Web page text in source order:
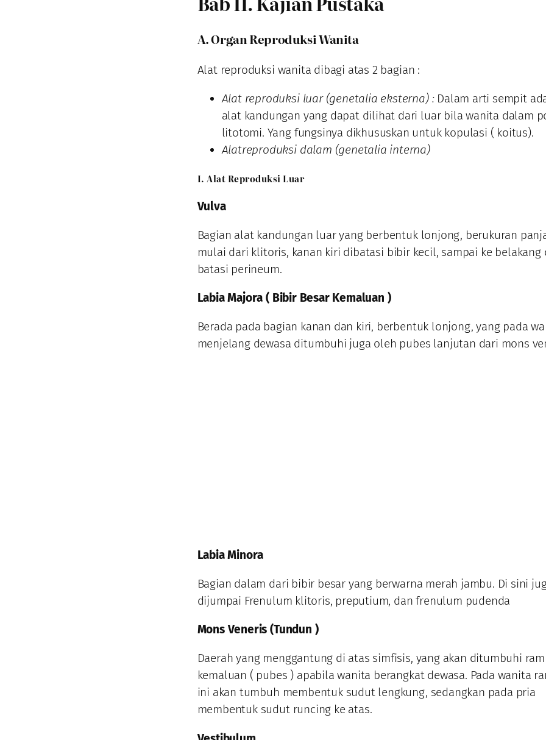
A. Organ Reproduksi Wanita
Alat reproduksi wanita dibagi atas 2 bagian :
Alat reproduksi luar (genetalia eksterna) :Dalam arti sempit
alat kandungan yang dapat dilihat dari luar bila wanita dalam
litotomi. Yang fungsinya dikhususkan untuk kopulasi ( koitus).
Alatreproduksi dalam (genetalia interna)
I. Alat Reproduksi Luar
Vulva
Bagian alat kandungan luar yang berbentuk lonjong, berukuran
mulai dari klitoris, kanan kiri dibatasi bibir kecil, sampai ke belakang
batasi perineum.
Labia Majora ( Bibir Besar Kemaluan )
Berada pada bagian kanan dan kiri, berbentuk lonjong, yang pada
menjelang dewasa ditumbuhi juga oleh pubes lanjutan dari mons
Labia Minora
Bagian dalam dari bibir besar yang berwarna merah jambu. Di sini
dijumpai Frenulum klitoris, preputium, dan frenulum pudenda
Mons Veneris (Tundun )
Daerah yang menggantung di atas simfisis, yang akan ditumbuhi
kemaluan ( pubes ) apabila wanita berangkat dewasa. Pada wanita
ini akan tumbuh membentuk sudut lengkung, sedangkan pada pria
membentuk sudut runcing ke atas.